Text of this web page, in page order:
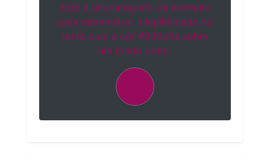
Este é um parágrafo de exemplo
para demonstrar a legibilidade do
texto com a cor #980b5a sobre
um fundo preto.